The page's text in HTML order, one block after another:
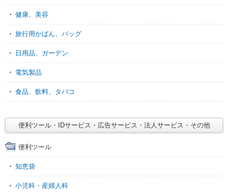
健康、美容
旅行用かばん、バッグ
日用品、ガーデン
電気製品
食品、飲料、タバコ
便利ツール・IDサービス・広告サービス・法人サービス・その他
便利ツール
知恵袋
小児科・産婦人科